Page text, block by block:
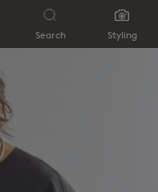
Search Styling